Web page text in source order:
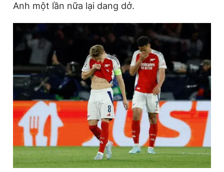
Theo dõi báo trên
Hotline
0906 645 777
Liên hệ quảng cáo
0908 780 404
Đặt báo Quảng cáo RSS Tòa soạn Chính sách bảo
Tổng biên tập: Nguyễn Ngọc Toàn
Phó tổng biên tập thường trực: Hải Thành
Phó tổng biên tập: Lâm Hiếu Dũng
Phó tổng biên tập: Trần Việt Hưng
Tổng thư ký tòa soạn: Đức Trung
Anh một lần nữa lại dang dở.